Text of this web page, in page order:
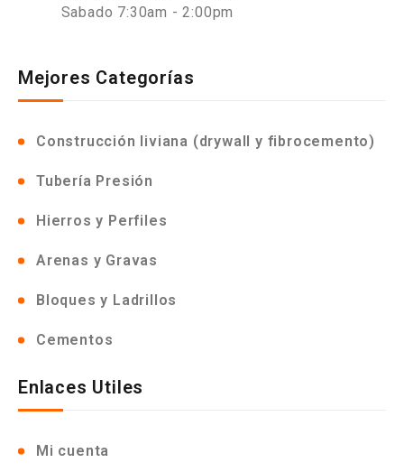
Sabado 7:30am - 2:00pm
Mejores Categorías
Construcción liviana (drywall y fibrocemento)
Tubería Presión
Hierros y Perfiles
Arenas y Gravas
Bloques y Ladrillos
Cementos
Enlaces Utiles
Mi cuenta